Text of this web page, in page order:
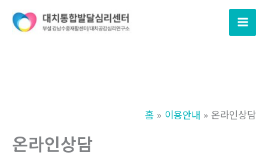
홈 이용안내 온라인상담
온라인상담